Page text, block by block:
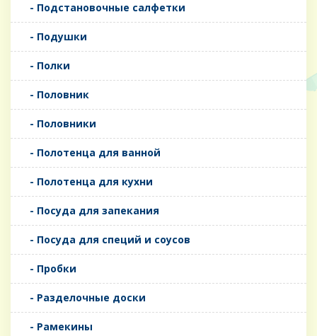
- Подстановочные салфетки
- Подушки
- Полки
- Половник
- Половники
- Полотенца для ванной
- Полотенца для кухни
- Посуда для запекания
- Посуда для специй и соусов
- Пробки
- Разделочные доски
- Рамекины